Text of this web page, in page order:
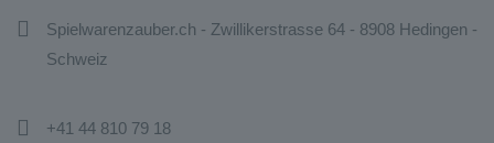

Spielwarenzauber.ch - Zwillikerstrasse 64 - 8908 Hedingen -
Schweiz
 +41 44 810 79 18